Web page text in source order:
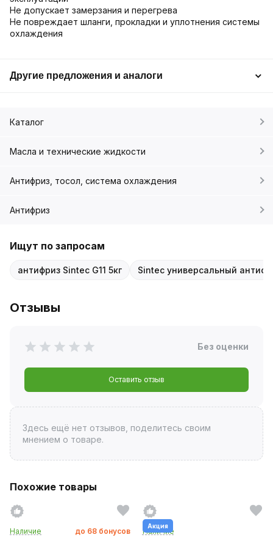
Не допускает замерзания и перегрева
Не повреждает шланги, прокладки и уплотнения системы
охлаждения
Другие предложения и аналоги
Каталог
Масла и технические жидкости
Антифриз, тосол, система охлаждения
Антифриз
Ищут по запросам
антифриз Sintec G11 5кг Sintec универсальный
Отзывы
Без оценки
Оставить отзыв
Здесь ещё нет отзывов, поделитесь своим
мнением о товаре.
Похожие товары
Наличие до 68 бонусов
Акция
Наличие